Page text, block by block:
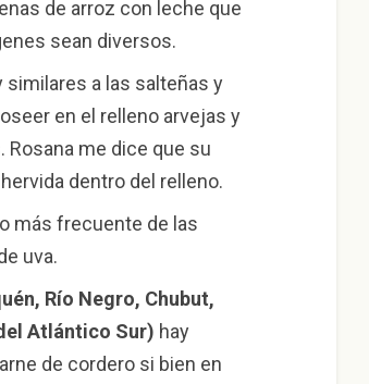
de arroz con leche que
sean diversos.
similares a las salteñas y
en el relleno arvejas y
Rosana me dice que su
dentro del relleno.
más frecuente de las
uva.
Río Negro, Chubut,
Atlántico Sur) hay
de cordero si bien en